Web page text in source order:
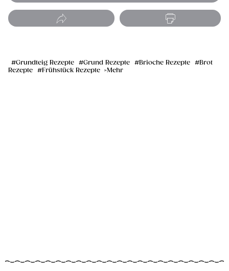
Grundteig Rezepte Grund Rezepte Brioche Rezepte
Brot
Rezepte
Frühstück Rezepte Mehr